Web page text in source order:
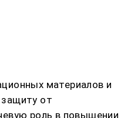
материалов и
от
роль в повышении